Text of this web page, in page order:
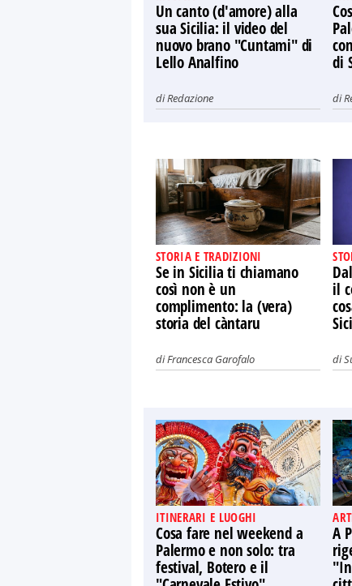
Un canto (d'amore) alla
sua Sicilia: il video del
nuovo brano "Cuntami" di
Lello Analfino
diRedazione
di
di
STORIA E TRADIZIONI
Se in Sicilia ti chiamano
così non è un
complimento: la (vera)
storia del càntaru
diFrancesca Garofalo
il
di
ITINERARI E LUOGHI
Cosa fare nel weekend a
Palermo e non solo: tra
festival, Botero e il
A